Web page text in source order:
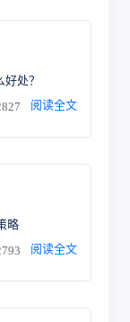
处？
阅读全文
略
阅读全文